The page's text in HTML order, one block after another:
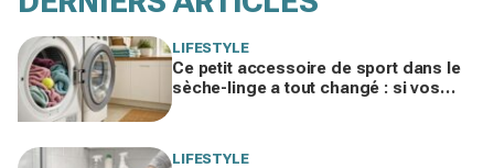
LIFESTYLE
Ce petit accessoire de sport dans le
sèche-linge a tout changé : si vos
LIFESTYLE